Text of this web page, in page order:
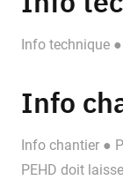
Info technique
Info
Info chantier ●
PEHD doit